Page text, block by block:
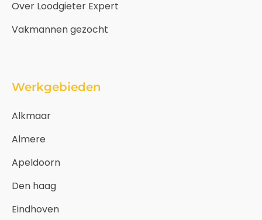
Over Loodgieter Expert
Vakmannen gezocht
Werkgebieden
Alkmaar
Almere
Apeldoorn
Den haag
Eindhoven